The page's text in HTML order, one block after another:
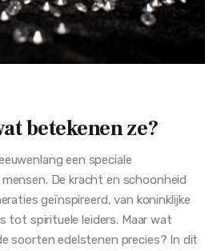
betekenen ze?
een speciale
De kracht en schoonheid
geïnspireerd, van koninklijke
tot spirituele leiders. Maar wat
soorten edelstenen precies? In dit